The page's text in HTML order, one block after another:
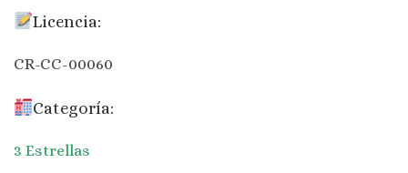
Licencia:
CR-CC-00060
Categoría:
3 Estrellas